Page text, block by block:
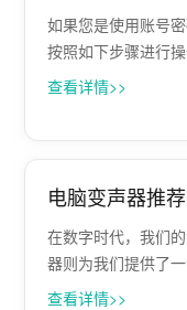
如果您是使用账号
按照如下步骤进行
且点击网页上方的
查看详情>>
电脑变声器推
在数字时代，我们
器则为我们提供了
聊聊Papagei变声器
查看详情>>